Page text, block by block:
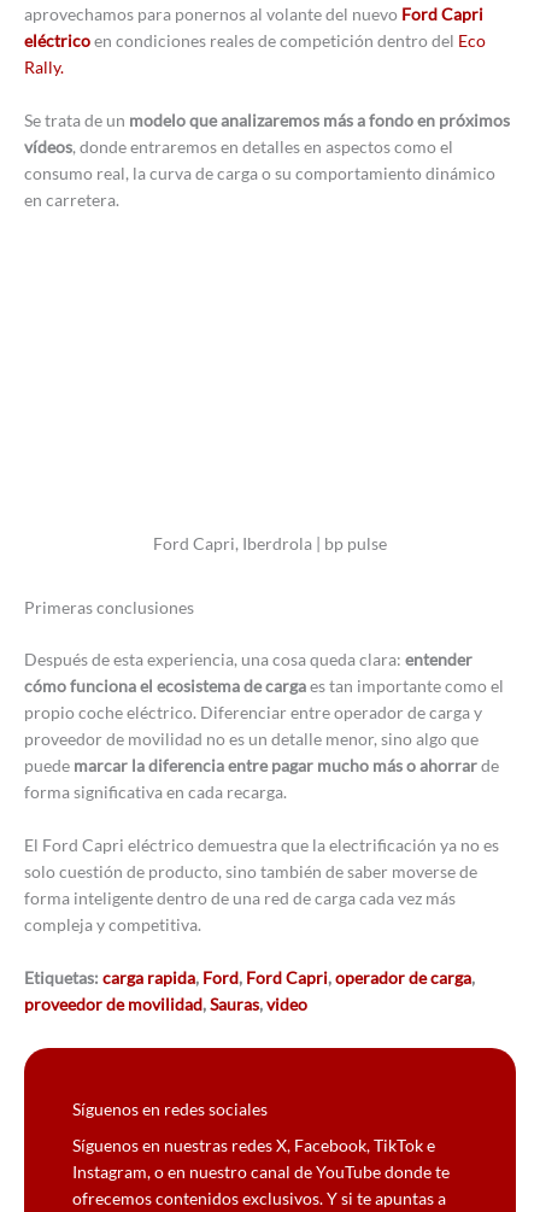
aprovechamos para ponernos al volante del nuevo Ford Capri
eléctricoen condiciones reales de competición dentro del Eco
Rally.
Se trata de un modelo que analizaremos más a fondo en próximos
vídeos, donde entraremos en detalles en aspectos como el
consumo real, la curva de carga o su comportamiento dinámico
en carretera.
Ford Capri, Iberdrola | bp pulse
Primeras conclusiones
Después de esta experiencia, una cosa queda clara: entender
cómo funciona el ecosistema de cargaes tan importante como el
propio coche eléctrico. Diferenciar entre operador de carga y
proveedor de movilidad no es un detalle menor, sino algo que
puede marcar la diferencia entre pagar mucho más o ahorrarde
forma significativa en cada recarga.
El Ford Capri eléctrico demuestra que la electrificación ya no es
solo cuestión de producto, sino también de saber moverse de
forma inteligente dentro de una red de carga cada vez más
compleja y competitiva.
Etiquetas: carga rapida, Ford, Ford Capri,operador de carga,
proveedor de movilidad,Sauras,video
Síguenos en redes sociales
Síguenos en nuestras redes X, Facebook, TikTok e
Instagram, o en nuestro canal de YouTube donde te
ofrecemos contenidos exclusivos. Y si te apuntas a